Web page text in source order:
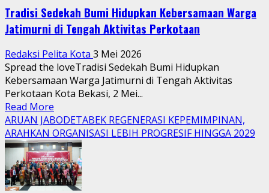
Tradisi Sedekah Bumi Hidupkan Kebersamaan Warga
Jatimurni di Tengah Aktivitas Perkotaan
Redaksi Pelita Kota 3 Mei 2026
Spread the loveTradisi Sedekah Bumi Hidupkan
Kebersamaan Warga Jatimurni di Tengah Aktivitas
Perkotaan Kota Bekasi, 2 Mei...
Read More
more
about
Tradisi
Sedekah
Bumi
Hidupkan
ARUAN JABODETABEK REGENERASI KEPEMIMPINAN,
ARAHKAN ORGANISASI LEBIH PROGRESIF HINGGA 2029